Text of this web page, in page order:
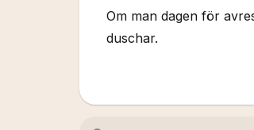
Om man dagen för
duschar.